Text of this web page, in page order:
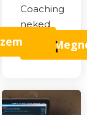
Coaching
neked
való!